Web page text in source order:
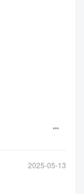
2025-05-13